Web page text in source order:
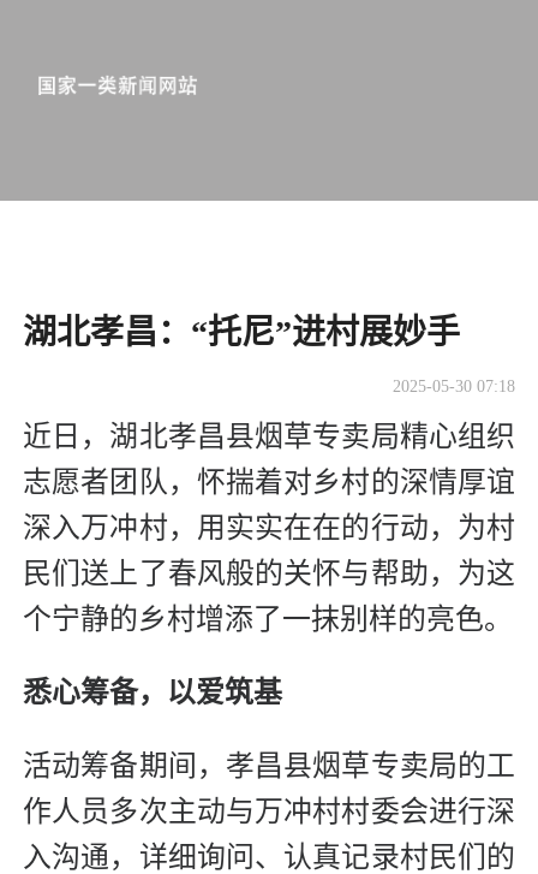
湖北孝昌：“托尼”进村展妙手
2025-05-30 07:18
近日，湖北孝昌县烟草专卖局精心组织
志愿者团队，怀揣着对乡村的深情厚谊
深入万冲村，用实实在在的行动，为村
民们送上了春风般的关怀与帮助，为这
个宁静的乡村增添了一抹别样的亮色。
悉心筹备，以爱筑基
活动筹备期间，孝昌县烟草专卖局的工
作人员多次主动与万冲村村委会进行深
入沟通，详细询问、认真记录村民们的